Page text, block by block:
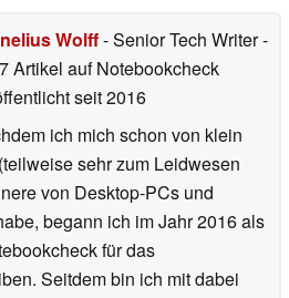
Wolff- Senior Tech Writer-
Artikel auf Notebookcheck
seit 2016
ich mich schon von klein
sehr zum Leidwesen
von Desktop-PCs und
begann ich im Jahr 2016 als
für das
Seitdem bin ich mit dabei